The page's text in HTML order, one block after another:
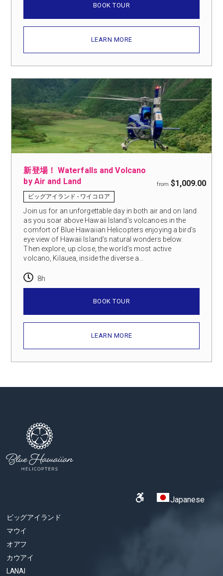
BOOK TOUR
LEARN MORE
新登場！ Waterfalls and Volcano
by Air and Land
ビッグアイランド - ワイコロア
Join us for an unforgettable day in both air and on land
as you soar above Hawaii Island’s volcanoes in the
comfort of Blue Hawaiian Helicopters enjoying a bird’s
eye view of Hawaii Island’s natural wonders below.
Then explore, up close, the world’s most active
volcano, Kilauea, inside the diverse a...
from $1,009.00
8h
BOOK TOUR
LEARN MORE
Japanese
ビッグアイランド
マウイ
オアフ
カウアイ
LANAI